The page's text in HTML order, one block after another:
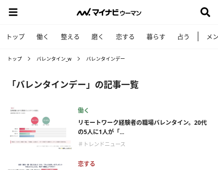
トップ 働く 整える 磨く 恋する 暮らす 占う メ
トップ バレンタイン_w バレンタインデー
「バレンタインデー」の記事一覧
働く
リモートワーク経験者の職場バレンタイン。20代
の5人に1人が「...
＃トレンドニュース
恋する